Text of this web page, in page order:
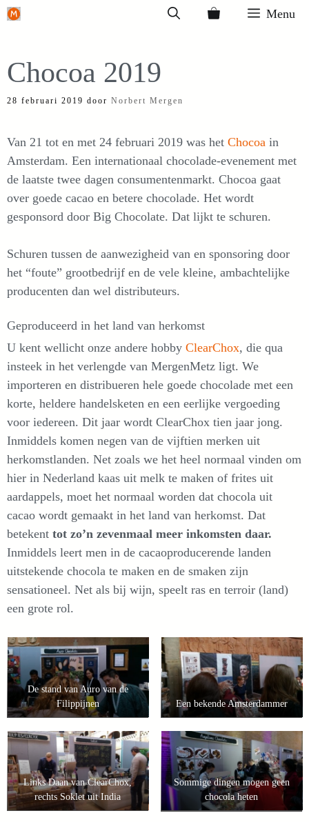
Ga
inhoud
Menu
Chocoa 2019
28 februari 2019 door Norbert Mergen
Van 21 tot en met 24 februari 2019 was het Chocoa in
Amsterdam. Een internationaal chocolade-evenement met
de laatste twee dagen consumentenmarkt. Chocoa gaat
over goede cacao en betere chocolade. Het wordt
gesponsord door Big Chocolate. Dat lijkt te schuren.
Schuren tussen de aanwezigheid van en sponsoring door
het “foute” grootbedrijf en de vele kleine, ambachtelijke
producenten dan wel distributeurs.
Geproduceerd in het land van herkomst
U kent wellicht onze andere hobby ClearChox, die qua
insteek in het verlengde van MergenMetz ligt. We
importeren en distribueren hele goede chocolade met een
korte, heldere handelsketen en een eerlijke vergoeding
voor iedereen. Dit jaar wordt ClearChox tien jaar jong.
Inmiddels komen negen van de vijftien merken uit
herkomstlanden. Net zoals we het heel normaal vinden om
hier in Nederland kaas uit melk te maken of frites uit
aardappels, moet het normaal worden dat chocola uit
cacao wordt gemaakt in het land van herkomst. Dat
betekent tot zo’n zevenmaal meer inkomsten daar.
Inmiddels leert men in de cacaoproducerende landen
uitstekende chocola te maken en de smaken zijn
sensationeel. Net als bij wijn, speelt ras en terroir (land)
een grote rol.
De stand van Auro van de
Filippijnen
Een bekende Amsterdammer
Links Daan van ClearChox,
rechts Soklet uit India
Sommige dingen mogen geen
chocola heten